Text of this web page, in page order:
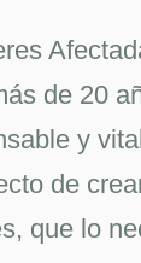
de 20
y
de
que lo